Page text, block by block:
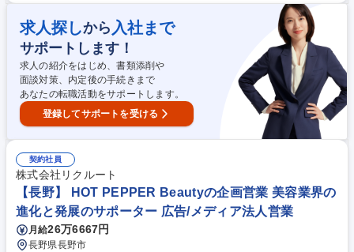
ザイナー同席でのヒアリング、パッケージ企画及びサンプル発注、提案と
条件調整、生産管理から納品までの進捗管理等を一貫して担当します。最
新トレンドに沿ったノベルティやOEM製品の開発にも対応可能。自ら課題
を設定し解決へと導くアクションが直接成果に繋がります。 募集職種
【千代田区/提案営業】未経験OK◎パッケージやノベルティの企画・提案
求人探しから 入社まで
サポートします！
求人の紹介をはじめ、書類添削や
面談対策、内定後の手続きまで
あなたの転職活動をサポートします。
登録してサポートを受ける
契約社員
株式会社リクルート
【長野】 HOT PEPPER Beautyの企画営業 美容業界の
進化と発展のサポーター 広告/メディア法人営業
月給26万6667円
長野県長野市